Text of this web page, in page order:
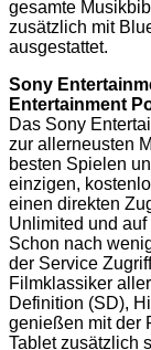
gesamte
zusätzlich mit
ausgestattet.
Sony
Entertainment
Das Sony
zur allerneusten
besten Spielen
einzigen,
einen direkten
Unlimited und
Schon nach
der Service
Filmklassiker
Definition (SD),
genießen mit der
Tablet zusätzlich